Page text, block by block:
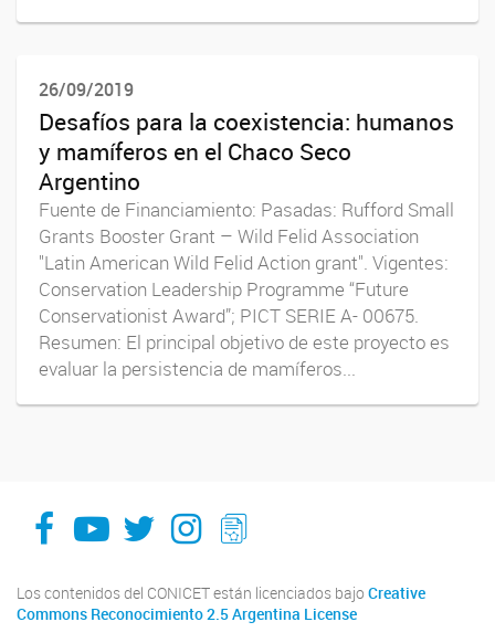
26/09/2019
Desafíos para la coexistencia: humanos
y mamíferos en el Chaco Seco
Argentino
Fuente de Financiamiento: Pasadas: Rufford Small
Grants Booster Grant – Wild Felid Association
"Latin American Wild Felid Action grant". Vigentes:
Conservation Leadership Programme “Future
Conservationist Award”; PICT SERIE A- 00675.
Resumen: El principal objetivo de este proyecto es
evaluar la persistencia de mamíferos...
facebook
youtube
Twitter
Instagram
LeChasquier Boletin Digital 70
Los contenidos del CONICET están licenciados bajo Creative
Commons Reconocimiento 2.5 Argentina License